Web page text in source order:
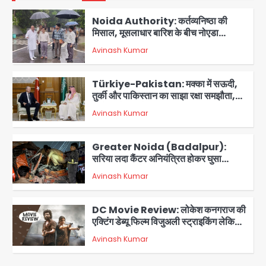
2
Noida Authority: कर्तव्यनिष्ठा की
मिसाल, मूसलाधार बारिश के बीच नोएडा
प्राधिकरण ने संभाला मोर्चा, सेक्टर 105
आरडब्ल्यूए ने जताया आभार
Avinash Kumar
3
Türkiye-Pakistan: मक्का में सऊदी,
तुर्की और पाकिस्तान का साझा रक्षा समझौता,
जानें इसके मायने
Avinash Kumar
4
Greater Noida (Badalpur):
सरिया लदा कैंटर अनियंत्रित होकर घुसा
किराना दुकान में , ड्राइवर की मौत
Avinash Kumar
5
DC Movie Review: लोकेश कनगराज की
एक्टिंग डेब्यू फिल्म विजुअली स्ट्राइकिंग लेकिन
स्क्रीनप्ले में कमजोर, लेकिन कहानी अधूरी रह
गई, 3 स्टार रेटिंग
Avinash Kumar